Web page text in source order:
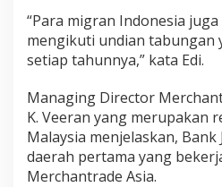
“Para migran Indonesia
mengikuti undian tabungan
setiap tahunnya,” kata Edi.
Managing Director
K. Veeran yang merupakan
Malaysia menjelaskan,
daerah pertama yang
Merchantrade Asia.